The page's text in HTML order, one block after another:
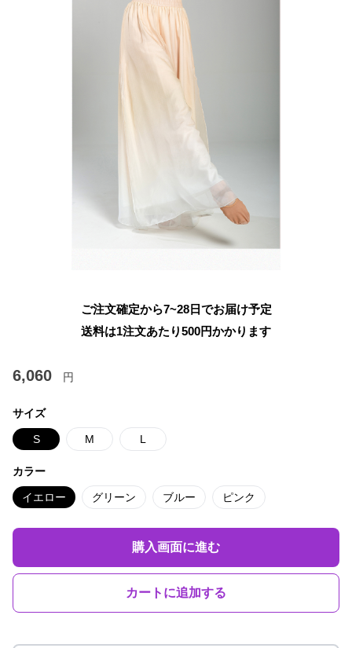
ご注文確定から7~28日でお届け予定
送料は1注文あたり500円かかります
6,060 円
サイズ
S M L
カラー
イエロー グリーン ブルー ピンク
購入画面に進む
カートに追加する